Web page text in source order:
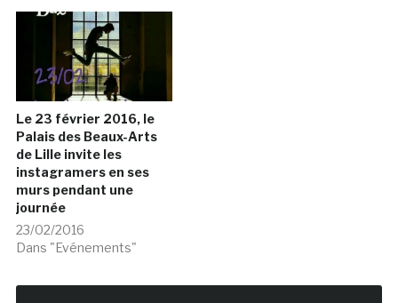
Le 23 février 2016, le
Palais des Beaux-Arts
de Lille invite les
instagramers en ses
murs pendant une
journée
23/02/2016
Dans "Evénements"